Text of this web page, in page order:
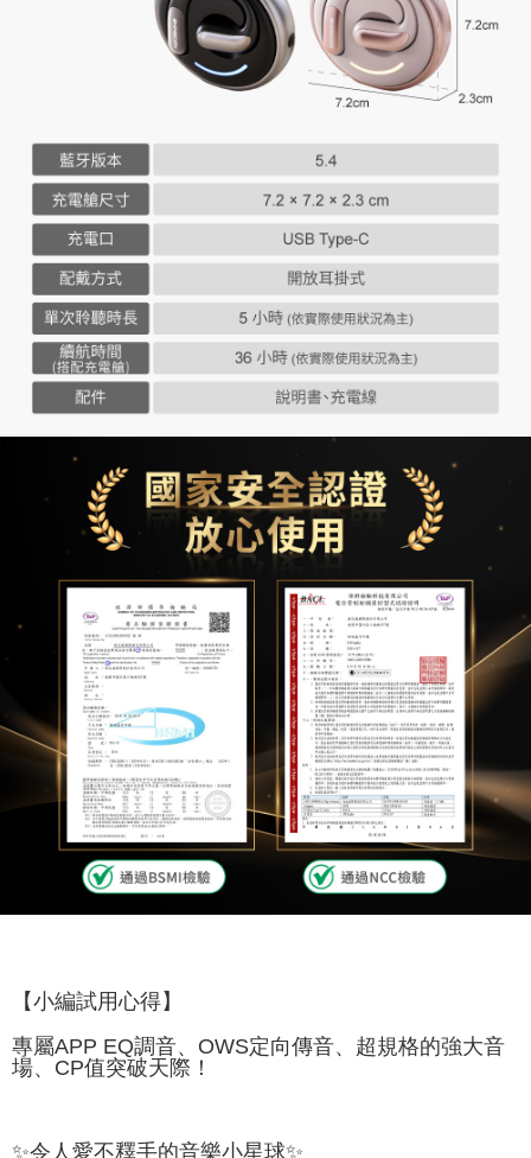
【小編試用心得】
專屬APP EQ調音、OWS定向傳音、超規格的強大音
場、CP值突破天際！
✨令人愛不釋手的音樂小星球✨